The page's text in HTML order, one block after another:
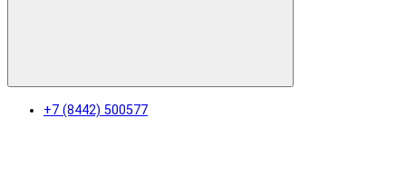
+7 (8442) 500577